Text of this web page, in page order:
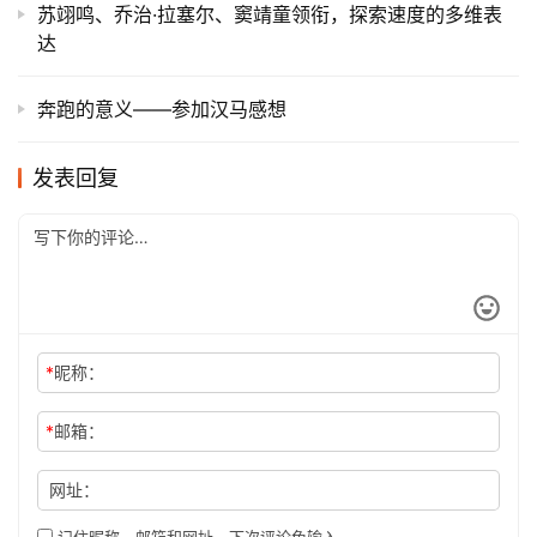
苏翊鸣、乔治·拉塞尔、窦靖童领衔，探索速度的多维表
达
奔跑的意义——参加汉马感想
发表回复
*昵称：
*邮箱：
网址：